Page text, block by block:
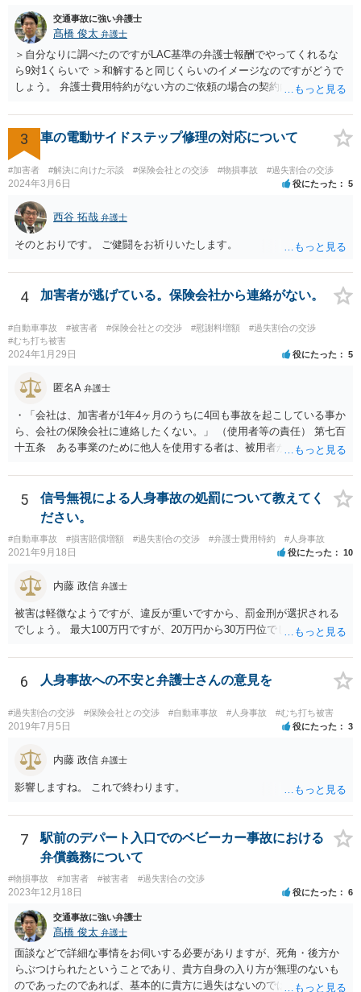
害者の法定代理人（お子さんの親権者）だからです。 そうすると、ご
質問者様の事件（お子さんに対する過失傷害罪）も検察に送致される
というのはちょっと疑問が湧くところです。 というのも、お子さんや
ご質問者様あるいは他の親権者様が、ご質問者様を処罰するためにわ
ざわざ告訴状を出すのか？という疑問があるためです。 どういう理由
の交通違反で送致ということ（例えば信号無視など）が想定されます
が、そういった事情もないようなので、やはり確認した方が良いと思
います。
交通事故に強い弁護士
髙橋 俊太 弁護士
＞自分なりに調べたのですがLAC基準の弁護士報酬でやってくれるな
ら9対1くらいで ＞和解すると同じくらいのイメージなのですがどうで
しょう。 弁護士費用特約がない方のご依頼の場合の契約内容などは各
ンで最初から10対0を主張したり期待するのは難しいのでしょうか。
＞1か2は譲らないとセンターとしても無理とかやりたくないとかある
のでしょうか。 私見では、そのようなことはないように思います。紛
セン等においても、基本的には、損害論も責任論も裁判所と同じよう
な視点で解決が目指されることになります。
3 車の電動サイドステップ修理の対応について
#加害者 #解決に向けた示談 #保険会社との交渉 #物損事故 #過失割合の交渉
2024年3月6日 役にたった 5
西谷 拓哉 弁護士
そのとおりです。 ご健闘をお祈りいたします。
4 加害者が逃げている。保険会社から連絡がない。
#自動車事故 #被害者 #保険会社との交渉 #慰謝料増額
#過失割合の交渉
#むち打ち被害
2024年1月29日 役にたった 5
匿名A 弁護士
・「会社は、加害者が1年4ヶ月のうちに4回も事故を起こしている事か
ら、会社の保険会社に連絡したくない。」 （使用者等の責任） 第七百
十五条 ある事業のために他人を使用する者は、被用者がその事業の
用者が被用者の選任及びその事業の監督について相当の注意をしたと
き、又は相当の注意をしても損害が生ずべきであったときは、この限
りでない。 会社側の言い分に付き合わず、会社側への請求をお考えな
さったほうがよろしいかもしれません。加害ドライバーの任意保険が
本件に使えるか、使おうとするかが定かではありませんので。「1年4
ヶ月のうちに4回も事故」の事実は、会社から加害ドライバーへの責任
転嫁のような発言ですが、上記ただし書との関連で言えば、会社側が
「相当の注意」をしていなかった証左でしょう。 今後の対応ですが、
事故証明書を速やかに取得すべきです。 病院で治療を受ける際、第三
者行為による傷病届を出す必要があります。 最終的にどこまで認めら
れるかという問題はありますが、事故後に事故に関連した支出に関し
ては、領収書をもらい保存しておきましょう。
5
信号無視による人身事故の処罰について教えてく
ださい。
#自動車事故 #損害賠償増額 #過失割合の交渉 #弁護士費用特約 #人身事故
2021年9月18日 役にたった 10
内藤 政信 弁護士
被害は軽微なようですが、違反が重いですから、罰金刑が選択される
でしょう。 最大100万円ですが、20万円から30万円位でしょうか。
6 人身事故への不安と弁護士さんの意見を
#過失割合の交渉 #保険会社との交渉 #自動車事故 #人身事故 #むち打ち被害
2019年7月5日 役にたった 3
内藤 政信 弁護士
影響しますね。 これで終わります。
7
駅前のデパート入口でのベビーカー事故における
弁償義務について
#物損事故 #加害者 #被害者 #過失割合の交渉
2023年12月18日 役にたった 6
交通事故に強い弁護士
髙橋 俊太 弁護士
面談などで詳細な事情をお伺いする必要がありますが、死角・後方か
らぶつけられたということであり、貴方自身の入り方が無理のないも
のであったのであれば、基本的に貴方に過失はないのではないかとい